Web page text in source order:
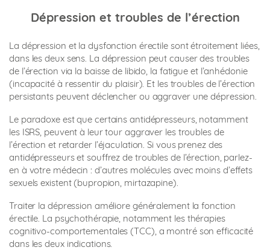
Dépression et troubles de l’érection
La dépression et la dysfonction érectile sont étroitement liées,
dans les deux sens. La dépression peut causer des troubles
de l’érection via la baisse de libido, la fatigue et l’anhédonie
(incapacité à ressentir du plaisir). Et les troubles de l’érection
persistants peuvent déclencher ou aggraver une dépression.
Le paradoxe est que certains antidépresseurs, notamment
les ISRS, peuvent à leur tour aggraver les troubles de
l’érection et retarder l’éjaculation. Si vous prenez des
antidépresseurs et souffrez de troubles de l’érection, parlez-
en à votre médecin : d’autres molécules avec moins d’effets
sexuels existent (bupropion, mirtazapine).
Traiter la dépression améliore généralement la fonction
érectile. La psychothérapie, notamment les thérapies
cognitivo-comportementales (TCC), a montré son efficacité
dans les deux indications.